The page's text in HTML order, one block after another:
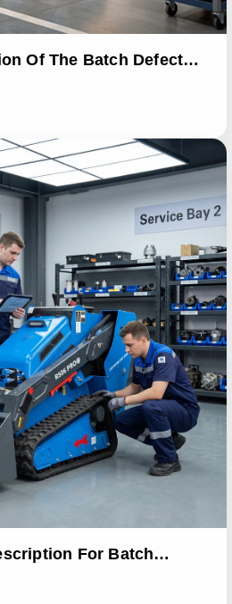
Of The Batch Defect
For Batch